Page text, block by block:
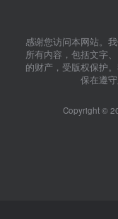
感谢您访问本网站。
所有内容，包括文字
的财产，受版权保护
保在遵
Copyright ©